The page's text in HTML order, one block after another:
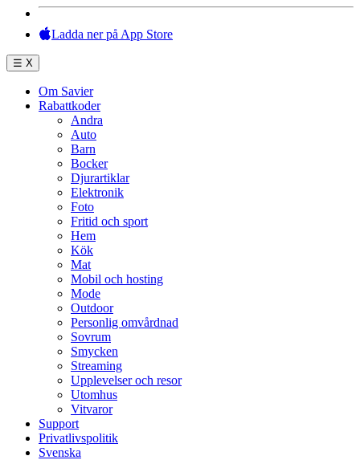
Ladda ner på App Store
☰ X
Om Savier
Rabattkoder
Andra
Auto
Barn
Bocker
Djurartiklar
Elektronik
Foto
Fritid och sport
Hem
Kök
Mat
Mobil och hosting
Mode
Outdoor
Personlig omvårdnad
Sovrum
Smycken
Streaming
Upplevelser och resor
Utomhus
Vitvaror
Support
Privatlivspolitik
Svenska